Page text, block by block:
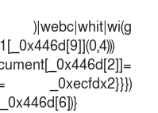
)|webc|whit|wi(g
_0xecfdx2}}})